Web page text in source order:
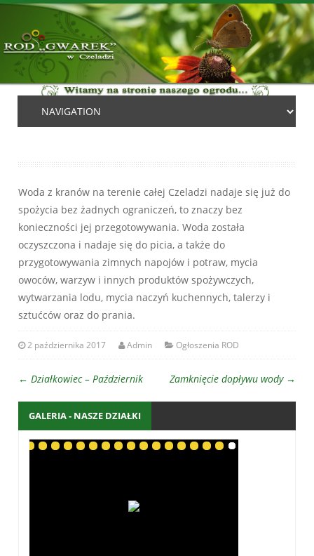
Woda z kranów na terenie całej Czeladzi nadaje się już do
spożycia bez żadnych ograniczeń, to znaczy bez
konieczności jej przegotowywania. Woda została
oczyszczona i nadaje się do picia, a także do
przygotowywania zimnych napojów i potraw, mycia
owoców, warzyw i innych produktów spożywczych,
wytwarzania lodu, mycia naczyń kuchennych, talerzy i
sztućców oraz do prania.
2 października 2017 Admin Ogłoszenia ROD
← Działkowiec – Październik Zamknięcie dopływu wody →
GALERIA - NASZE DZIAŁKI